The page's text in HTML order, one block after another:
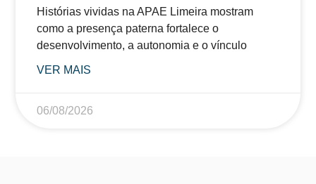
Histórias vividas na APAE Limeira mostram
como a presença paterna fortalece o
desenvolvimento, a autonomia e o vínculo
VER MAIS
06/08/2026